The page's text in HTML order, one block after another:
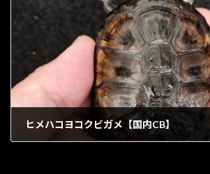
ヒメハコヨコクビガメ【国内CB】